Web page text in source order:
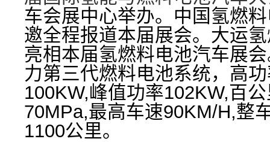
车会展中心举办。 中国氢燃
邀全程报道本届展会。 大运
亮相本届氢燃料电池汽车展
力第三代燃料电池系统，高
100KW,峰值功率102KW,百
70MPa,最高车速90KM/H,整
1100公里。